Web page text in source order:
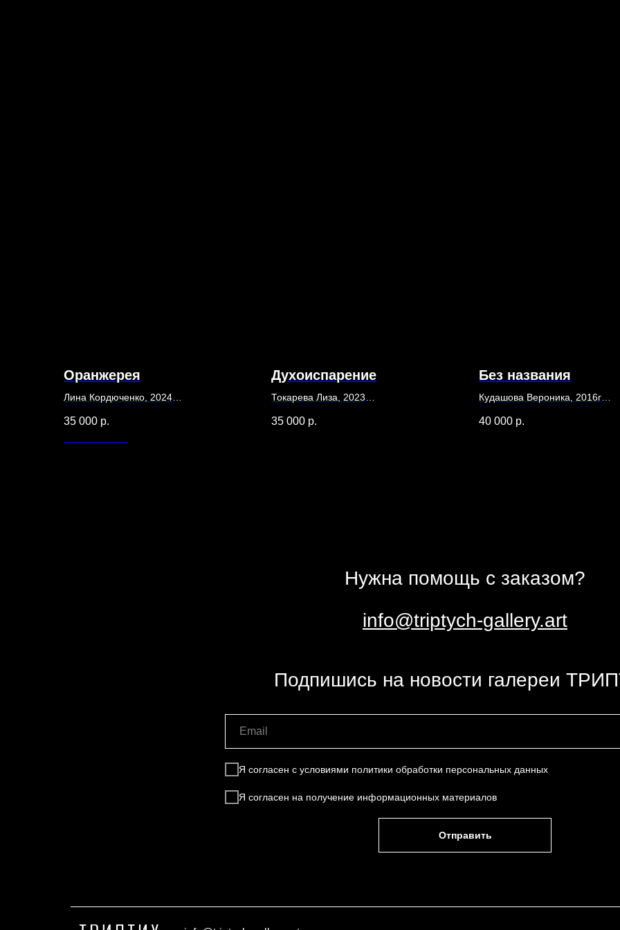
Оранжерея
Лина Кордюченко, 2024
Холст, смешанная техника
35 000 р.
Духоиспарение
Токарева Лиза, 2023
Бумага, акварель
35 000 р.
Без названия
Кудашова Вероника, 2016г
Холст, масло
40 000 р.
Нужна помощь с заказом?
info@triptych-gallery.art
Подпишись на новости галереи
Я согласен с условиями политики обработки персональных данных
Я согласен на получение информационных материалов
Отправить